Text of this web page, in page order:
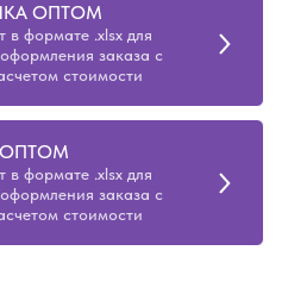
ОПТОМ
в формате .xlsx для
заказа с
стоимости
в формате .xlsx для
заказа с
стоимости